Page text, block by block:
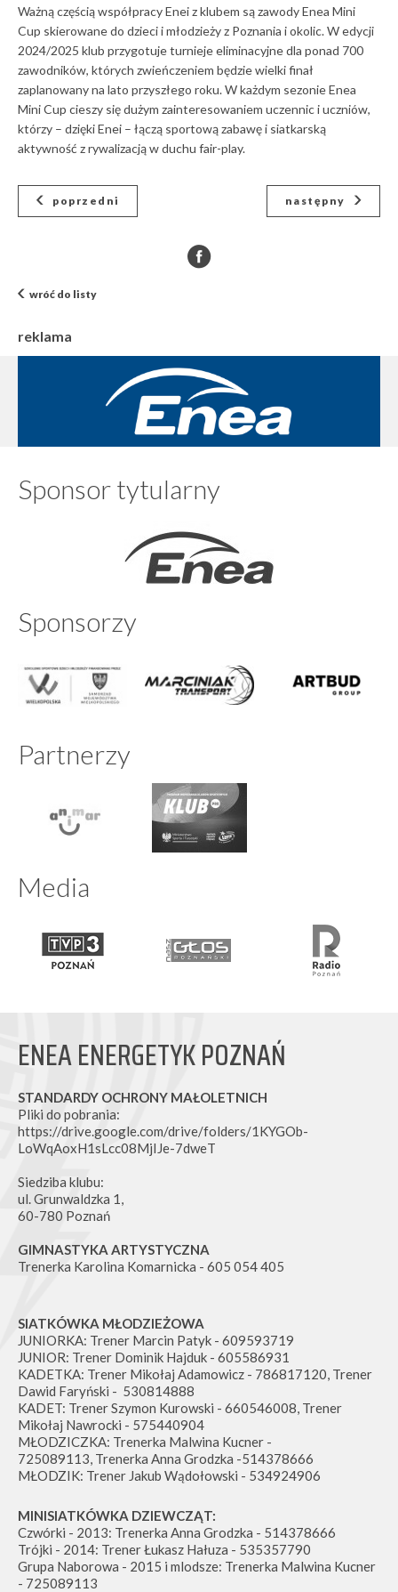
Ważną częścią współpracy Enei z klubem są zawody Enea Mini
Cup skierowane do dzieci i młodzieży z Poznania i okolic. W edycji
2024/2025 klub przygotuje turnieje eliminacyjne dla ponad 700
zawodników, których zwieńczeniem będzie wielki finał
zaplanowany na lato przyszłego roku. W każdym sezonie Enea
Mini Cup cieszy się dużym zainteresowaniem uczennic i uczniów,
którzy – dzięki Enei – łączą sportową zabawę i siatkarską
aktywność z rywalizacją w duchu fair-play.
poprzedni następny
wróć do listy
reklama
Sponsor tytularny
Sponsorzy
Partnerzy
Media
ENEA ENERGETYK POZNAŃ
STANDARDY OCHRONY MAŁOLETNICH
Pliki do pobrania:
https://drive.google.com/drive/folders/1KYGOb-
LoWqAoxH1sLcc08MjIJe-7dweT
Siedziba klubu:
ul. Grunwaldzka 1,
60-780 Poznań
GIMNASTYKA ARTYSTYCZNA
Trenerka Karolina Komarnicka - 605 054 405
SIATKÓWKA MŁODZIEŻOWA
JUNIORKA: Trener Marcin Patyk - 609593719
JUNIOR: Trener Dominik Hajduk - 605586931
KADETKA: Trener Mikołaj Adamowicz - 786817120, Trener
Dawid Faryński - 530814888
KADET: Trener Szymon Kurowski - 660546008, Trener
Mikołaj Nawrocki - 575440904
MŁODZICZKA: Trenerka Malwina Kucner -
725089113, Trenerka Anna Grodzka -514378666
MŁODZIK: Trener Jakub Wądołowski - 534924906
MINISIATKÓWKA DZIEWCZĄT:
Czwórki - 2013: Trenerka Anna Grodzka - 514378666
Trójki - 2014: Trener Łukasz Hałuza - 535357790
Grupa Naborowa - 2015 i mlodsze: Trenerka Malwina Kucner
- 725089113